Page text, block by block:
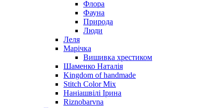
Флора
Фауна
Природа
Люди
Леля
Марічка
Вишивка хрестиком
Шаменко Наталія
Kingdom of handmade
Stitch Color Mix
Наніашвілі Ірина
Riznobarvna